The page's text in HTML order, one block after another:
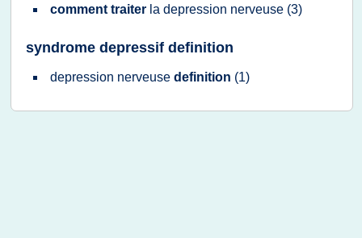
comment traiter la depression nerveuse (3)
syndrome depressif definition
depression nerveuse definition (1)